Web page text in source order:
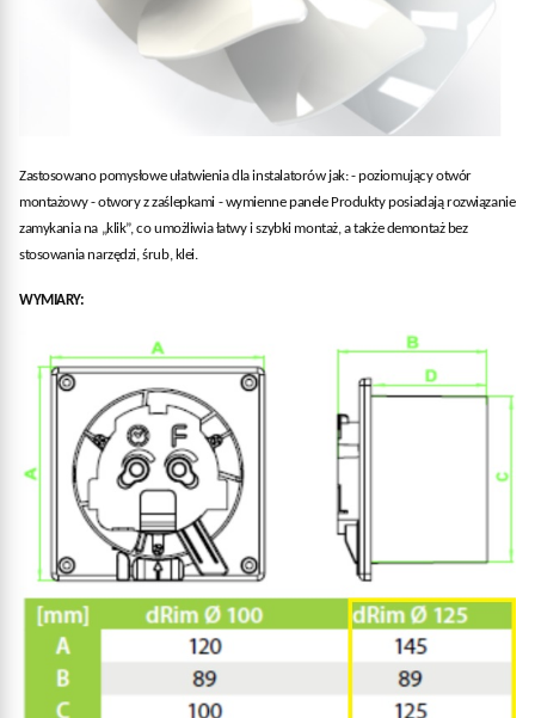
Zastosowano pomysłowe ułatwienia dla instalatorów jak: - poziomujący otwór
montażowy - otwory z zaślepkami - wymienne panele Produkty posiadają rozwiązanie
zamykania na „klik”, co umożliwia łatwy i szybki montaż, a także demontaż bez
stosowania narzędzi, śrub, klei.
WYMIARY: